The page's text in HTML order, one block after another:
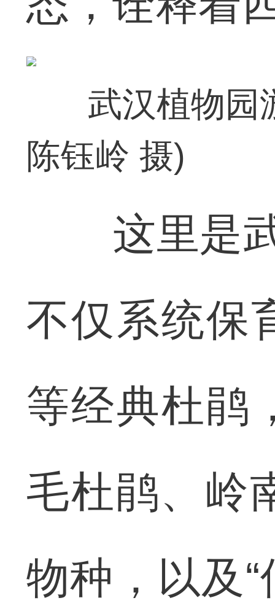
武汉植物园
陈钰岭 摄)
这里是武
不仅系统保
等经典杜鹃
毛杜鹃、岭
物种，以及“